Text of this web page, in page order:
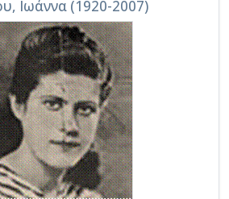
Ιωάννα (1920-2007)